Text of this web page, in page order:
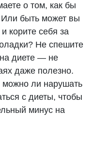
о том, как бы
Или быть может вы
корите себя за
Не спешите
на диете — не
даже полезно.
можно ли нарушать
с диеты, чтобы
минус на